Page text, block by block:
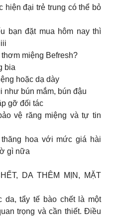
hiện đại trẻ trung có thể bỏ
bạn đặt mua hôm nay thì
miệng Befresh?
bia
hoặc dạ dày
như bún mắm, bún đậu
gỡ đối tác
vệ răng miệng và tự tin
hoa với mức giá hài
gì nữa
DA THÊM MỊN, MẶT
da, tẩy tế bào chết là một
trọng và cần thiết. Điều